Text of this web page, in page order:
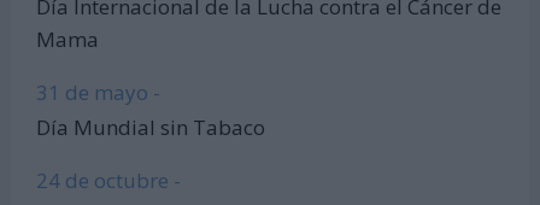
Día Internacional de la Lucha contra el Cáncer de
Mama
31 de mayo -
Día Mundial sin Tabaco
24 de octubre -